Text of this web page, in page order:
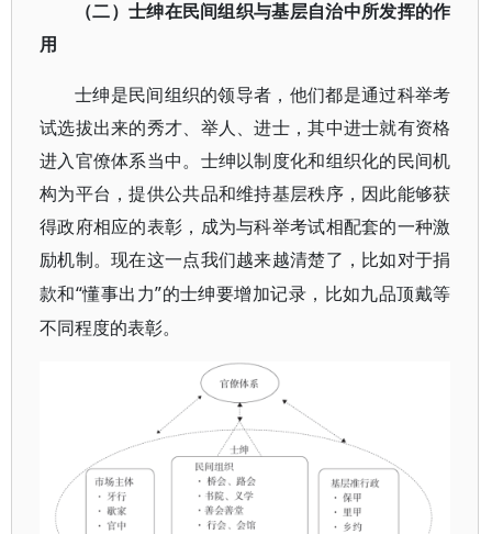
（二）士绅在民间组织与基层自治中所发挥的作
用
士绅是民间组织的领导者，他们都是通过科举考
试选拔出来的秀才、举人、进士，其中进士就有资格
进入官僚体系当中。士绅以制度化和组织化的民间机
构为平台，提供公共品和维持基层秩序，因此能够获
得政府相应的表彰，成为与科举考试相配套的一种激
励机制。现在这一点我们越来越清楚了，比如对于捐
款和“懂事出力”的士绅要增加记录，比如九品顶戴等
不同程度的表彰。